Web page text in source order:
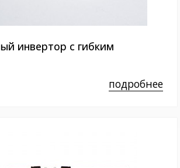
инвертор c гибким
подробнее